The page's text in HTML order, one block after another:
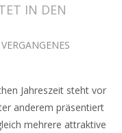
IN DEN
VERGANGENES
Jahreszeit steht vor
anderem präsentiert
mehrere attraktive